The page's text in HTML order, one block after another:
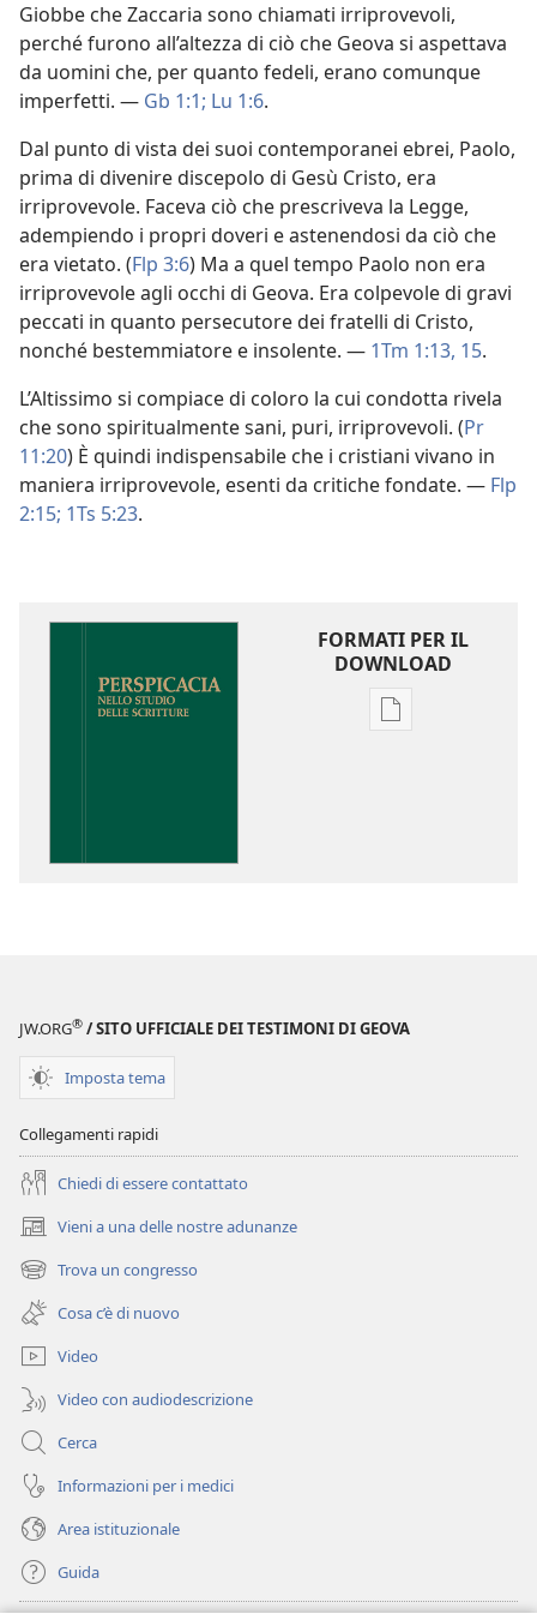
Giobbe che Zaccaria sono chiamati irriprovevoli,
perché furono all’altezza di ciò che Geova si aspettava
da uomini che, per quanto fedeli, erano comunque
imperfetti. — Gb 1:1; Lu 1:6.
Dal punto di vista dei suoi contemporanei ebrei, Paolo,
prima di divenire discepolo di Gesù Cristo, era
irriprovevole. Faceva ciò che prescriveva la Legge,
adempiendo i propri doveri e astenendosi da ciò che
era vietato. (Flp 3:6) Ma a quel tempo Paolo non era
irriprovevole agli occhi di Geova. Era colpevole di gravi
peccati in quanto persecutore dei fratelli di Cristo,
nonché bestemmiatore e insolente. — 1Tm 1:13, 15.
L’Altissimo si compiace di coloro la cui condotta rivela
che sono spiritualmente sani, puri, irriprovevoli. (Pr
11:20) È quindi indispensabile che i cristiani vivano in
maniera irriprovevole, esenti da critiche fondate. — Flp
2:15; 1Ts 5:23.
FORMATI PER IL
DOWNLOAD
Opzioni
JW.ORG® / SITO UFFICIALE DEI TESTIMONI DI GEOVA
Imposta tema
Collegamenti rapidi
Chiedi di essere contattato
Vieni a una delle nostre adunanze
(apre
una
nuova
finestra)
Trova un congresso
(apre
una
nuova
finestra)
Cosa c’è di nuovo
Video
Video con audiodescrizione
Cerca
Informazioni per i medici
Area istituzionale
Guida